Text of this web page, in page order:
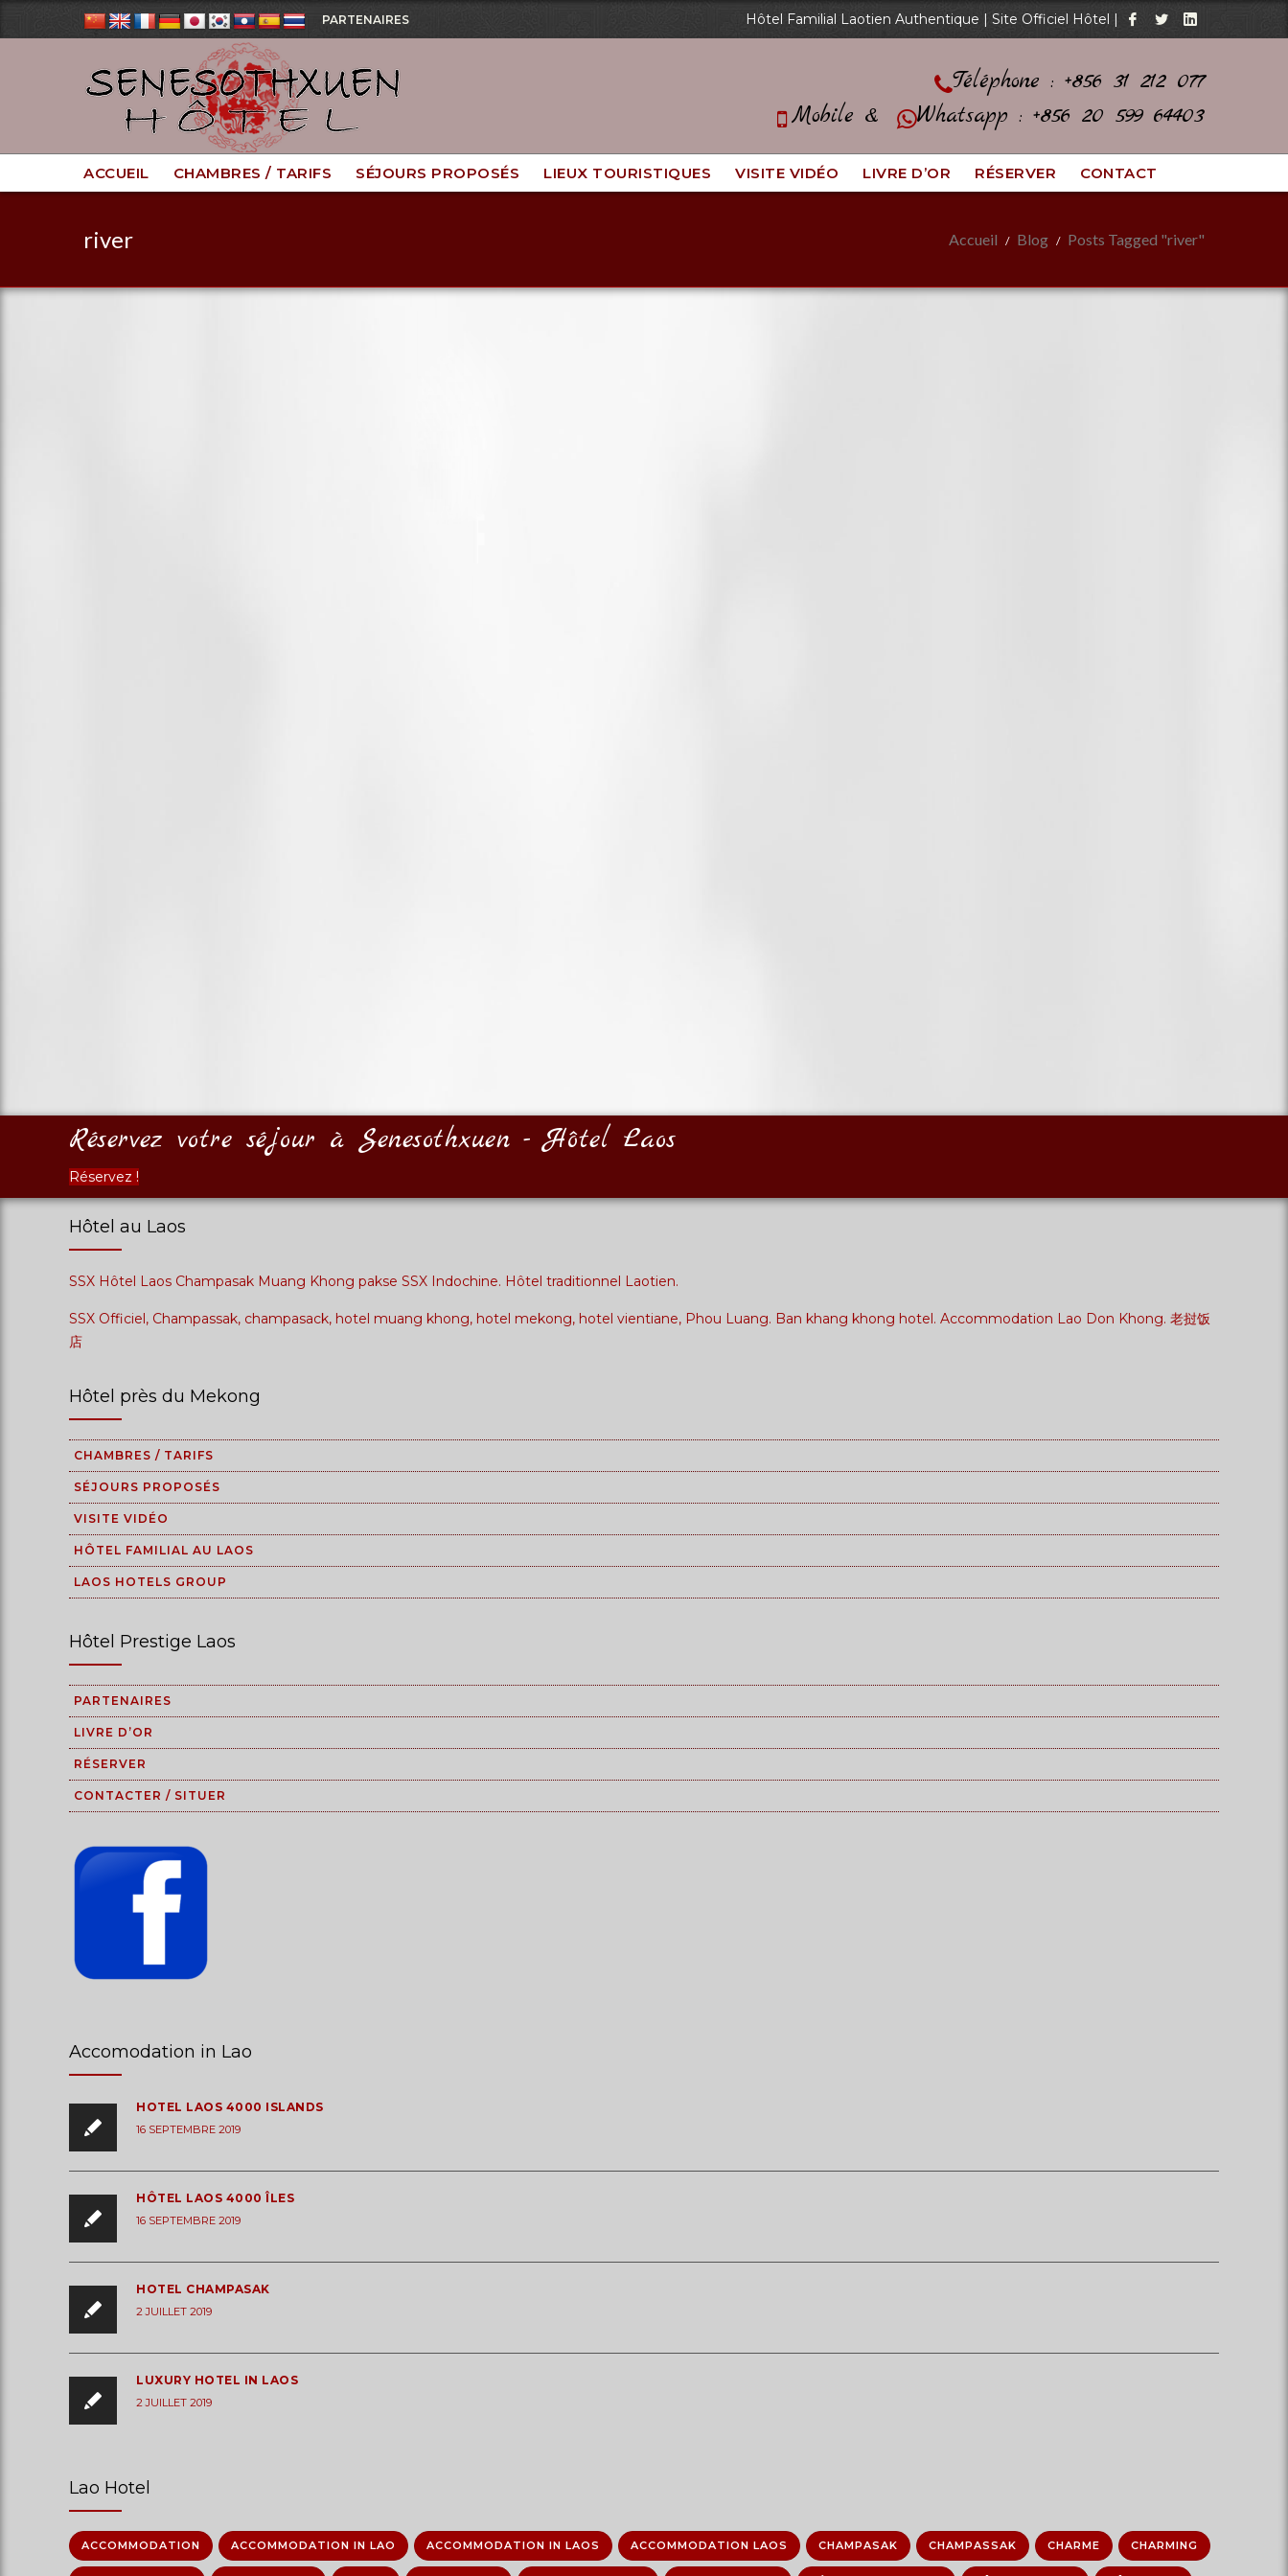
PARTENAIRES Hôtel Familial Laotien Authentique | Site Officiel Hôtel |
Téléphone : +856 31 212 077
Mobile &
Whatsapp : +856 20 599 64403
ACCUEIL CHAMBRES / TARIFS SÉJOURS PROPOSÉS LIEUX TOURISTIQUES VISITE VIDÉO LIVRE D’OR RÉSERVER CONTACT
river Accueil Blog Posts Tagged "river"
Réservez votre séjour à Senesothxuen - Hôtel Laos
Réservez !
Hôtel au Laos
SSX Hôtel Laos Champasak Muang Khong pakse SSX Indochine. Hôtel traditionnel Laotien.
SSX Officiel, Champassak, champasack, hotel muang khong, hotel mekong, hotel vientiane, Phou Luang. Ban khang khong hotel. Accommodation Lao Don Khong. 老挝饭
店
Hôtel près du Mekong
CHAMBRES / TARIFS
SÉJOURS PROPOSÉS
VISITE VIDÉO
HÔTEL FAMILIAL AU LAOS
LAOS HOTELS GROUP
Hôtel Prestige Laos
PARTENAIRES
LIVRE D’OR
RÉSERVER
CONTACTER / SITUER
Accomodation in Lao
HOTEL LAOS 4000 ISLANDS
16 SEPTEMBRE 2019
HÔTEL LAOS 4000 ÎLES
16 SEPTEMBRE 2019
HOTEL CHAMPASAK
2 JUILLET 2019
LUXURY HOTEL IN LAOS
2 JUILLET 2019
Lao Hotel
ACCOMMODATION ACCOMMODATION IN LAO ACCOMMODATION IN LAOS ACCOMMODATION LAOS CHAMPASAK CHAMPASSAK CHARME CHARMING